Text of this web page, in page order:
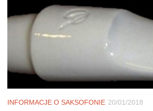
INFORMACJE O SAKSOFONIE 20/01/2018